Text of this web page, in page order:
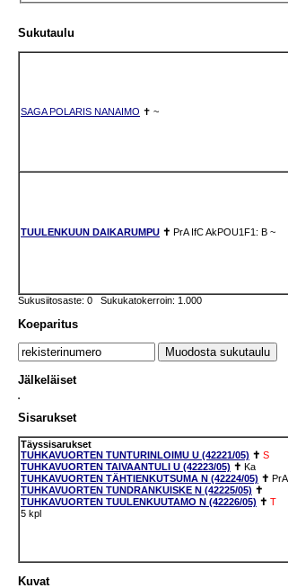
Sukutaulu
SAGA POLARIS NANAIMO ✝ ~
TUULENKUUN DAIKARUMPU ✝ PrA IfCAkPOU1F1: B ~
Sukusiitosaste: 0 Sukukatokerroin: 1.000
Koeparitus
Jälkeläiset
Sisarukset
Täyssisarukset
TUHKAVUORTEN TUNTURINLOIMU U (42221/05) ✝ S
TUHKAVUORTEN TAIVAANTULI U (42223/05) ✝ Ka
TUHKAVUORTEN TÄHTIENKUTSUMA N (42224/05) ✝ PrA
TUHKAVUORTEN TUNDRANKUISKE N (42225/05) ✝
TUHKAVUORTEN TUULENKUUTAMO N (42226/05) ✝ T
5 kpl
Kuvat